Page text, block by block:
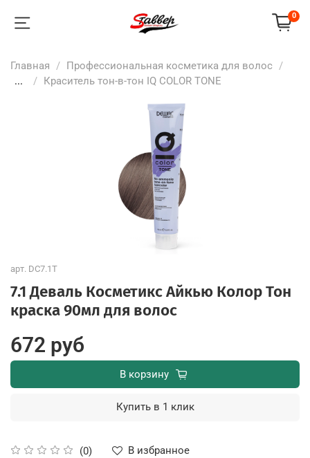
0
Главная
Профессиональная косметика для волос
...
Краситель тон-в-тон IQ COLOR TONE
арт. DC7.1T
7.1 Деваль Косметикс Айкью Колор Тон
краска 90мл для волос
(0)
В избранное
672 руб
В корзину
Купить в 1 клик